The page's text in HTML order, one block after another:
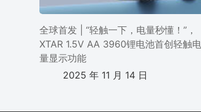
全球首发 | “轻触一下，电量秒懂！”，
XTAR 1.5V AA 3960锂电池首创轻触电
量显示功能
2025 年 11 月 14 日